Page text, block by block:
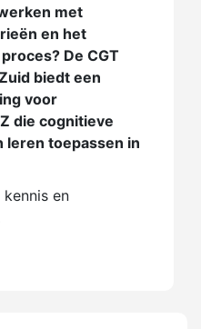
met
en het
De CGT
biedt een
voor
die cognitieve
leren toepassen in
en